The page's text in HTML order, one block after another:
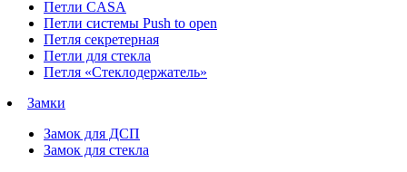
Петли CASA
Петли системы Push to open
Петля секретерная
Петли для стекла
Петля «Стеклодержатель»
Замки
Замок для ДСП
Замок для стекла